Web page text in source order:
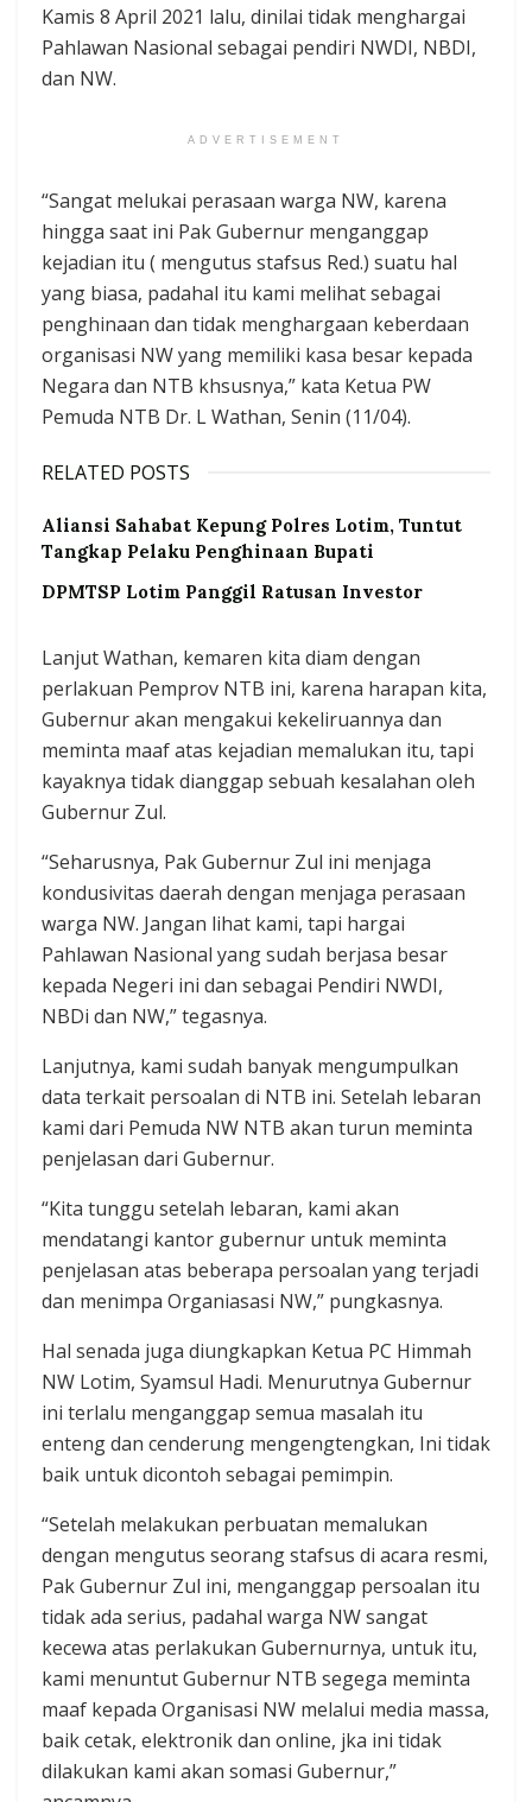
Kamis 8 April 2021 lalu, dinilai tidak menghargai
Pahlawan Nasional sebagai pendiri NWDI, NBDI,
dan NW.
ADVERTISEMENT
“Sangat melukai perasaan warga NW, karena
hingga saat ini Pak Gubernur menganggap
kejadian itu ( mengutus stafsus Red.) suatu hal
yang biasa, padahal itu kami melihat sebagai
penghinaan dan tidak menghargaan keberdaan
organisasi NW yang memiliki kasa besar kepada
Negara dan NTB khsusnya,” kata Ketua PW
Pemuda NTB Dr. L Wathan, Senin (11/04).
RELATED POSTS
Aliansi Sahabat Kepung Polres Lotim, Tuntut
Tangkap Pelaku Penghinaan Bupati
DPMTSP Lotim Panggil Ratusan Investor
Lanjut Wathan, kemaren kita diam dengan
perlakuan Pemprov NTB ini, karena harapan kita,
Gubernur akan mengakui kekeliruannya dan
meminta maaf atas kejadian memalukan itu, tapi
kayaknya tidak dianggap sebuah kesalahan oleh
Gubernur Zul.
“Seharusnya, Pak Gubernur Zul ini menjaga
kondusivitas daerah dengan menjaga perasaan
warga NW. Jangan lihat kami, tapi hargai
Pahlawan Nasional yang sudah berjasa besar
kepada Negeri ini dan sebagai Pendiri NWDI,
NBDi dan NW,” tegasnya.
Lanjutnya, kami sudah banyak mengumpulkan
data terkait persoalan di NTB ini. Setelah lebaran
kami dari Pemuda NW NTB akan turun meminta
penjelasan dari Gubernur.
“Kita tunggu setelah lebaran, kami akan
mendatangi kantor gubernur untuk meminta
penjelasan atas beberapa persoalan yang terjadi
dan menimpa Organiasasi NW,” pungkasnya.
Hal senada juga diungkapkan Ketua PC Himmah
NW Lotim, Syamsul Hadi. Menurutnya Gubernur
ini terlalu menganggap semua masalah itu
enteng dan cenderung mengengtengkan, Ini tidak
baik untuk dicontoh sebagai pemimpin.
“Setelah melakukan perbuatan memalukan
dengan mengutus seorang stafsus di acara resmi,
Pak Gubernur Zul ini, menganggap persoalan itu
tidak ada serius, padahal warga NW sangat
kecewa atas perlakukan Gubernurnya, untuk itu,
kami menuntut Gubernur NTB segega meminta
maaf kepada Organisasi NW melalui media massa,
baik cetak, elektronik dan online, jka ini tidak
dilakukan kami akan somasi Gubernur,”